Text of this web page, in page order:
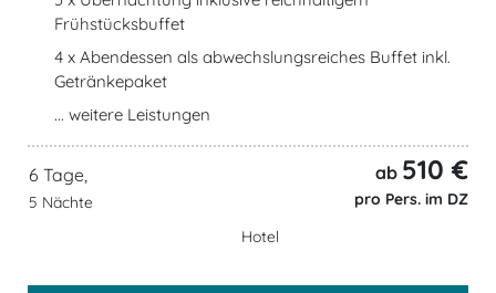
Frühstücksbuffet
4 x Abendessen als abwechslungsreiches Buffet inkl.
Getränkepaket
... weitere Leistungen
6 Tage,
5 Nächte
ab 510 €
pro Pers. im DZ
Hotel